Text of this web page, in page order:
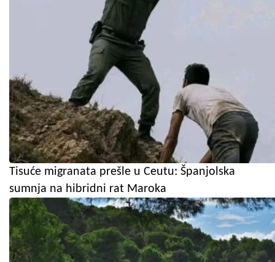
Tisuće migranata prešle u Ceutu: Španjolska
sumnja na hibridni rat Maroka